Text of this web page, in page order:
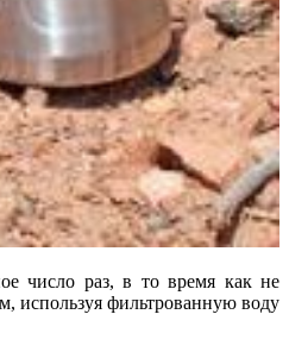
число раз, в то время как не
используя фильтрованную воду